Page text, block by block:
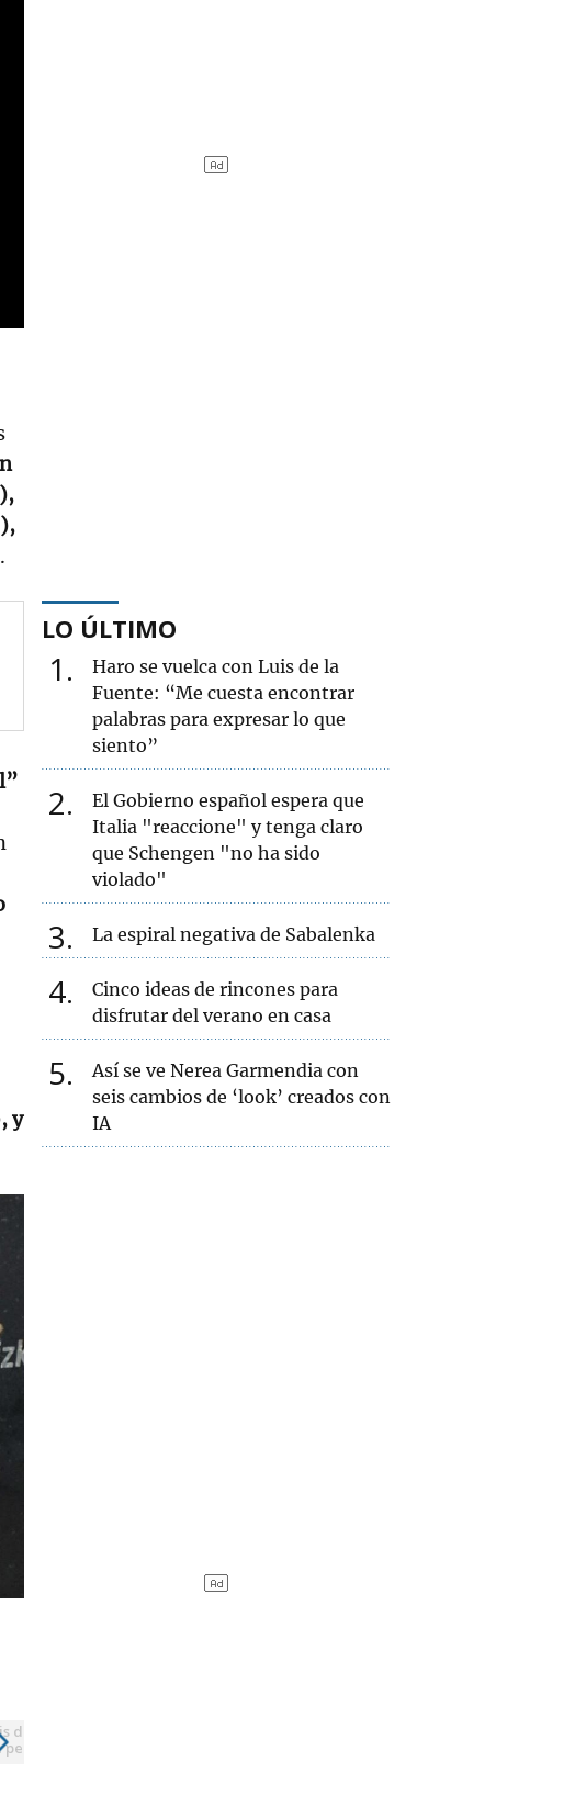
y
de Innpala apuntan
de Biarritz
LO ÚLTIMO
1
Haro se vuelca con Luis de la
Fuente: “Me cuesta encontrar
palabras para expresar lo que
siento”
2
El Gobierno español espera que
Italia "reaccione" y tenga claro
que Schengen "no ha sido
violado"
3 La espiral negativa de Sabalenka
4
Cinco ideas de rincones para
disfrutar del verano en casa
5
Así se ve Nerea Garmendia con
seis cambios de ‘look’ creados con
IA